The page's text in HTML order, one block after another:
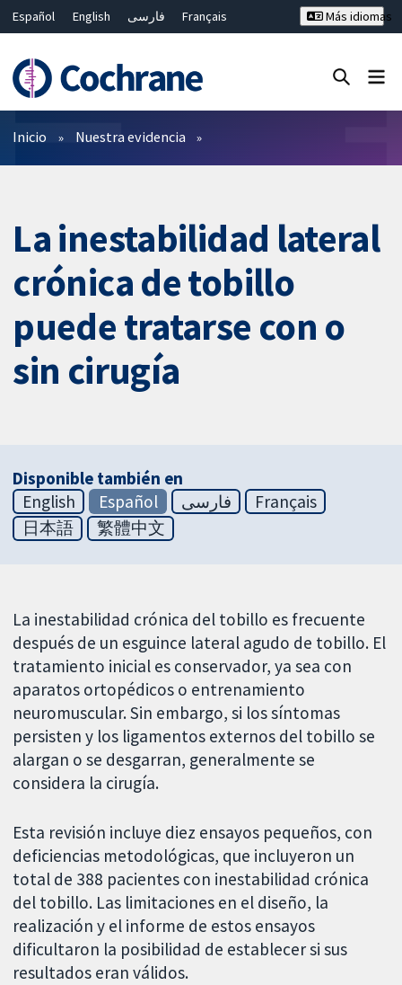
Español English فارسی
Français
Bahasa Malaysia
ไทย 繁體中文
Más idiomas
Filtros
Inicio Nuestra evidencia
La inestabilidad lateral
crónica de tobillo
puede tratarse con o
sin cirugía
Disponible también en
English
Español فارسی
Français
日本語
繁體中文
La inestabilidad crónica del tobillo es frecuente
después de un esguince lateral agudo de tobillo. El
tratamiento inicial es conservador, ya sea con
aparatos ortopédicos o entrenamiento
neuromuscular. Sin embargo, si los síntomas
persisten y los ligamentos externos del tobillo se
alargan o se desgarran, generalmente se
considera la cirugía.
Esta revisión incluye diez ensayos pequeños, con
deficiencias metodológicas, que incluyeron un
total de 388 pacientes con inestabilidad crónica
del tobillo. Las limitaciones en el diseño, la
realización y el informe de estos ensayos
dificultaron la posibilidad de establecer si sus
resultados eran válidos.